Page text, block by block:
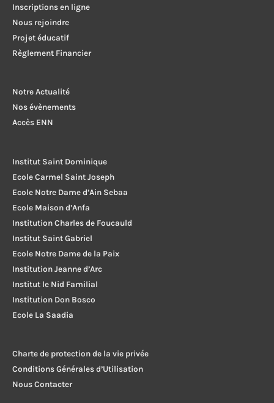
Inscriptions en ligne
Nous rejoindre
Projet éducatif
Règlement Financier
Notre Actualité
Nos évènements
Accès ENN
Institut Saint Dominique
Ecole Carmel Saint Joseph
Ecole Notre Dame d’Ain Sebaa
Ecole Maison d’Anfa
Institution Charles de Foucauld
Institut Saint Gabriel
Ecole Notre Dame de la Paix
Institution Jeanne d’Arc
Institut le Nid Familial
Institution Don Bosco
Ecole La Saadia
Charte de protection de la vie privée
Conditions Générales d’Utilisation
Nous Contacter